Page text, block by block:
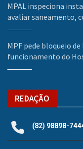
MPAL inspeciona
avaliar saneamento,
MPF pede bloqueio
funcionamento do
REDAÇÃO
(82) 98898-